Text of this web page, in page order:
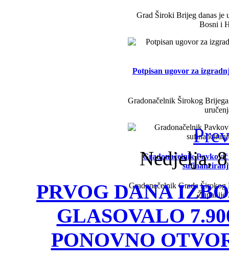
Grad Široki Brijeg danas je
Bosni i
Potpisan ugovor za
Gradonačelnik Širokog
Gradonačelnik
Gradonačelnik Grada
Županije
Nedjelja,
PRVOG DANA
GLASOVALO
PONOVNO